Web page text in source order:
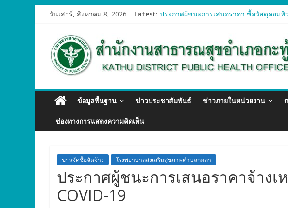
วันเสาร์, สิงหาคม 8, 2026 Latest: ประกาศผู้ชนะการเสนอราคา ซื้อวัสดุคอมพิ
ประกาศผู้ชนะการเสนอรา ซื้อวัสดุงานบ้านง
ประกาศผู้ชนะการเสนอราคา ซื้อวัสดุสำนักง
ข้อมูลพื้นฐาน ข่าวประชาสัมพันธ์ ข่าวภายในหน่วยงาน
ช่องทางการแสดงความคิดเห็น
ข่าวจัดซื้อจัดจ้าง โรงพยาบาลส่งเสริมสุขภาพตำบลกมลา
ประกาศผู้ชนะการเสนอราคาจ้าง
COVID-19